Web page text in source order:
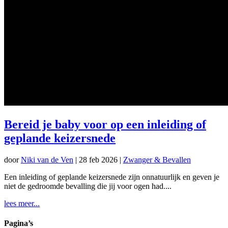
Bereid je baby voor op een inleiding of
geplande keizersnede
doorNiki van de Ven | 28 feb 2026 | Zwanger & Bevallen
Een inleiding of geplande keizersnede zijn onnatuurlijk en geven je
niet de gedroomde bevalling die jij voor ogen had....
lees meer...
Pagina’s